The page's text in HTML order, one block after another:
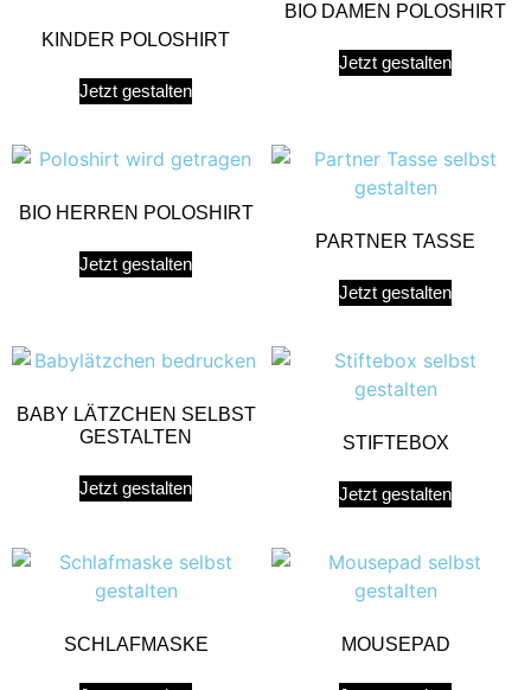
KINDER POLOSHIRT
Jetzt gestalten
BIO DAMEN POLOSHIRT
Jetzt gestalten
BIO HERREN POLOSHIRT
Jetzt gestalten
PARTNER TASSE
Jetzt gestalten
BABY LÄTZCHEN SELBST
GESTALTEN
Jetzt gestalten
STIFTEBOX
Jetzt gestalten
SCHLAFMASKE MOUSEPAD